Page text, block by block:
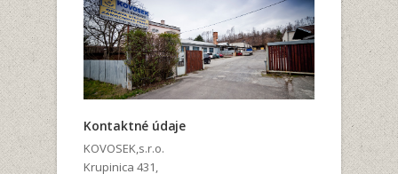
Kontaktné údaje
KOVOSEK,s.r.o.
Krupinica 431,